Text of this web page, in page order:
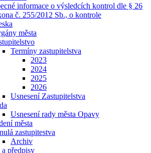
informace o výsledcích kontrol dle § 26
č. 255/2012 Sb., o kontrole
města
Termíny zastupitelstva
2023
2024
2025
2026
Usnesení Zastupitelstva
Usnesení rady města Opavy
města
zastupitestva
Archiv
předpisy